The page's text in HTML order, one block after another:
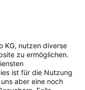
KG, nutzen diverse
zu ermöglichen.
ist für die Nutzung
aber eine noch